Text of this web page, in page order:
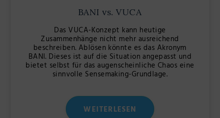
BANI vs. VUCA
Das VUCA-Konzept kann heutige
Zusammenhänge nicht mehr ausreichend
beschreiben. Ablösen könnte es das Akronym
BANI. Dieses ist auf die Situation angepasst und
bietet selbst für das augenscheinliche Chaos eine
sinnvolle Sensemaking-Grundlage.
WEITERLESEN